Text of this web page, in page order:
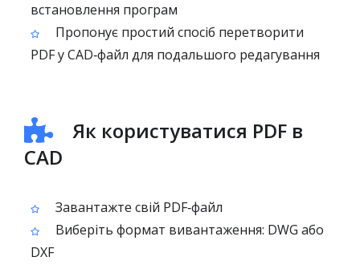
встановлення програм
Пропонує простий спосіб перетворити
PDF у CAD‑файл для подальшого редагування
Як користуватися PDF в
CAD
Завантажте свій PDF‑файл
Виберіть формат вивантаження: DWG або
DXF